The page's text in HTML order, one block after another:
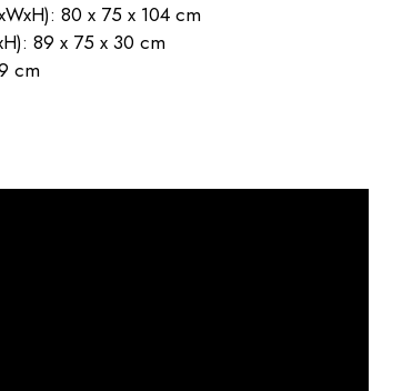
80 x 75 x 104 cm
89 x 75 x 30 cm
cm